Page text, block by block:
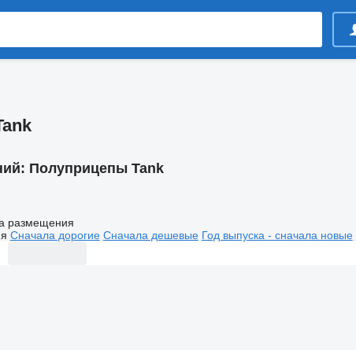
Полуприцепы Tank
размещения
Сначала дорогие Сначала дешевые Год выпуска - сначала новые